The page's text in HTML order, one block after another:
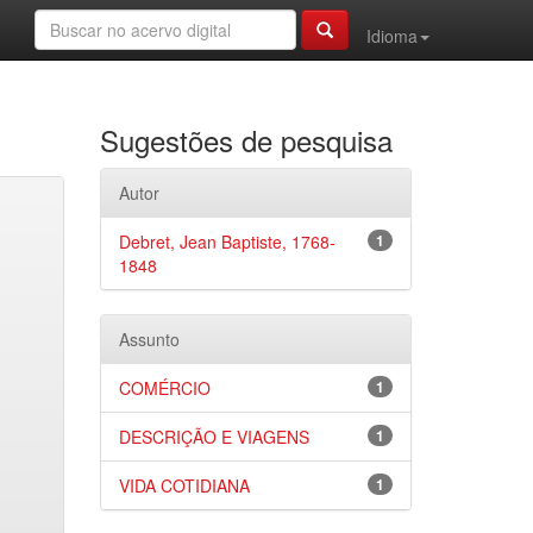
Idioma
Sugestões de pesquisa
Autor
1
Debret, Jean Baptiste, 1768-
1848
Assunto
1
COMÉRCIO
1
DESCRIÇÃO E VIAGENS
1
VIDA COTIDIANA